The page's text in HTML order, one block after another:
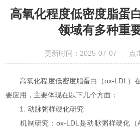
高氧化程度低密度脂蛋
领域有多种重
更新时间：2025-07-07 点
高氧化程度低密度脂蛋白（ox-LDL）
要应用，主要体现在以下几个方面：
1. 动脉粥样硬化研究
机制研究：ox-LDL是动脉粥样硬化（